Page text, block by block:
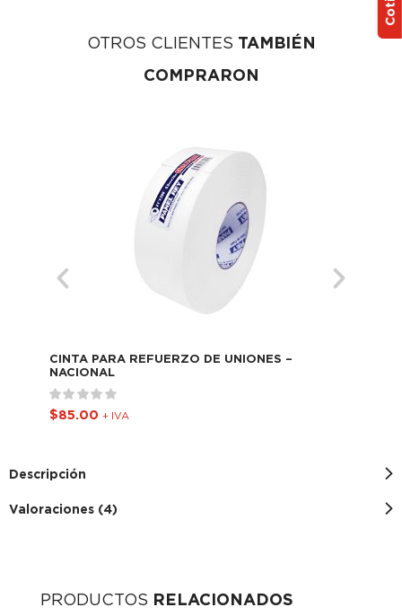
OTROS CLIENTES TAMBIÉN
COMPRARON
CINTA PARA REFUERZO DE UNIONES –
NACIONAL
$85.00 + IVA
Descripción
Valoraciones (4)
PRODUCTOS RELACIONADOS